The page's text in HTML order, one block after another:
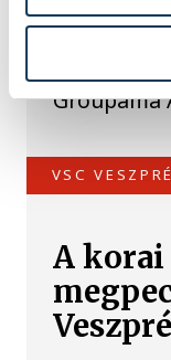
A
2-1-re
Madridtól
Groupama
VSC
A